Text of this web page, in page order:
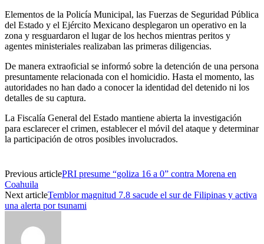
Elementos de la Policía Municipal, las Fuerzas de Seguridad Pública
del Estado y el Ejército Mexicano desplegaron un operativo en la
zona y resguardaron el lugar de los hechos mientras peritos y
agentes ministeriales realizaban las primeras diligencias.
De manera extraoficial se informó sobre la detención de una persona
presuntamente relacionada con el homicidio. Hasta el momento, las
autoridades no han dado a conocer la identidad del detenido ni los
detalles de su captura.
La Fiscalía General del Estado mantiene abierta la investigación
para esclarecer el crimen, establecer el móvil del ataque y determinar
la participación de otros posibles involucrados.
Previous articlePRI presume “goliza 16 a 0” contra Morena en
Coahuila
Next articleTemblor magnitud 7.8 sacude el sur de Filipinas y activa
una alerta por tsunami